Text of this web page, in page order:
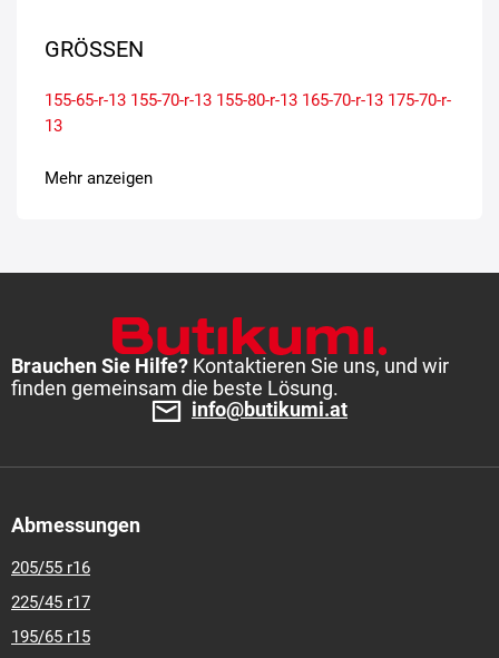
GRÖSSEN
155-65-r-13 155-70-r-13 155-80-r-13 165-70-r-13 175-70-r-
13
Mehr anzeigen
Brauchen Sie Hilfe? Kontaktieren Sie uns, und wir
finden gemeinsam die beste Lösung.
info@butikumi.at
Abmessungen
205/55 r16
225/45 r17
195/65 r15